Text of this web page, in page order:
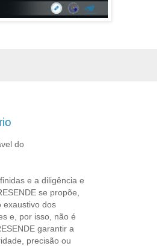
do
e a diligência e
se propõe,
exaustivo dos
e, por isso, não é
garantir a
precisão ou